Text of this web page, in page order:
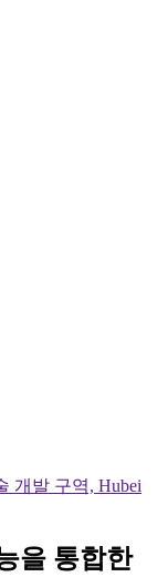
개발 구역, Hubei
을 통합한